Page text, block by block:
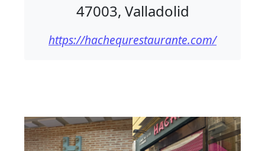
47003, Valladolid
https://hachequrestaurante.com/